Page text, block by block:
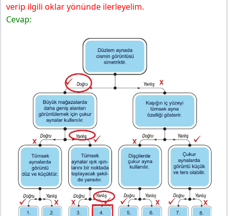
verip ilgili oklar yönünde ilerleyelim.
Cevap: